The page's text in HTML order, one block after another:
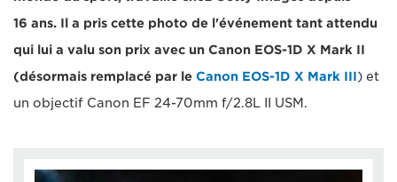
16 ans. Il a pris cette photo de l'événement tant attendu
qui lui a valu son prix avec un Canon EOS-1D X Mark II
(désormais remplacé par le Canon EOS-1D X Mark III) et
un objectif Canon EF 24-70mm f/2.8L II USM.